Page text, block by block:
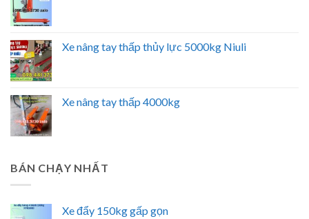
Xe nâng tay thấp thủy lực 5000kg Niuli
Xe nâng tay thấp 4000kg
BÁN CHẠY NHẤT
Xe đẩy 150kg gấp gọn